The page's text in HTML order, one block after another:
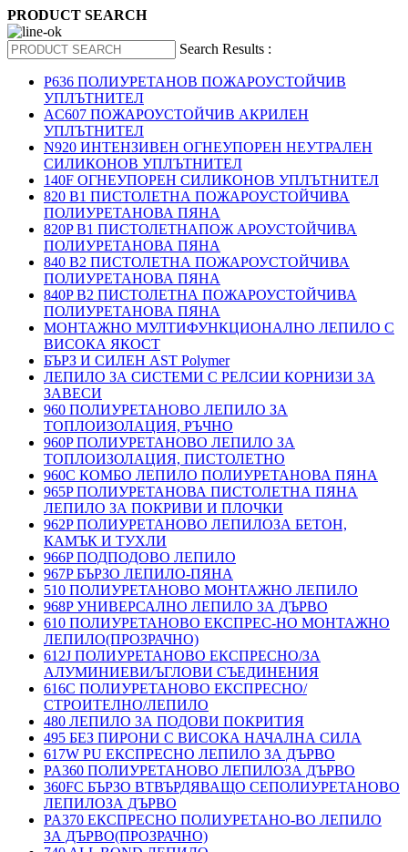
PRODUCT SEARCH
Search Results :
P636 ПОЛИУРЕТАНОВ ПОЖАРОУСТОЙЧИВ
УПЛЪТНИТЕЛ
AC607 ПОЖАРОУСТОЙЧИВ АКРИЛЕН
УПЛЪТНИТЕЛ
N920 ИНТЕНЗИВЕН ОГНЕУПОРЕН НЕУТРАЛЕН
СИЛИКОНОВ УПЛЪТНИТЕЛ
140F ОГНЕУПОРЕН СИЛИКОНОВ УПЛЪТНИТЕЛ
820 B1 ПИСТОЛЕТНА ПОЖАРОУСТОЙЧИВА
ПОЛИУРЕТАНОВА ПЯНА
820P B1 ПИСТОЛЕТНАПОЖ АРОУСТОЙЧИВА
ПОЛИУРЕТАНОВА ПЯНА
840 B2 ПИСТОЛЕТНА ПОЖАРОУСТОЙЧИВА
ПОЛИУРЕТАНОВА ПЯНА
840P B2 ПИСТОЛЕТНА ПОЖАРОУСТОЙЧИВА
ПОЛИУРЕТАНОВА ПЯНА
МОНТАЖНО МУЛТИФУНКЦИОНАЛНО ЛЕПИЛО С
ВИСОКА ЯКОСТ
БЪРЗ И СИЛЕН AST Polymer
ЛЕПИЛО ЗА СИСТЕМИ С РЕЛСИИ КОРНИЗИ ЗА
ЗАВЕСИ
960 ПОЛИУРЕТАНОВО ЛЕПИЛО ЗА
ТОПЛОИЗОЛАЦИЯ, РЪЧНО
960P ПОЛИУРЕТАНОВО ЛЕПИЛО ЗА
ТОПЛОИЗОЛАЦИЯ, ПИСТОЛЕТНО
960C КОМБО ЛЕПИЛО ПОЛИУРЕТАНОВА ПЯНА
965P ПОЛИУРЕТАНОВА ПИСТОЛЕТНА ПЯНА
ЛЕПИЛО ЗА ПОКРИВИ И ПЛОЧКИ
962P ПОЛИУРЕТАНОВО ЛЕПИЛОЗА БЕТОН,
КАМЪК И ТУХЛИ
966P ПОДПОДОВО ЛЕПИЛО
967P БЪРЗО ЛЕПИЛО-ПЯНА
510 ПОЛИУРЕТАНОВО МОНТАЖНО ЛЕПИЛО
968P УНИВЕРСАЛНО ЛЕПИЛО ЗА ДЪРВО
610 ПОЛИУРЕТАНОВО ЕКСПРЕС-НО МОНТАЖНО
ЛЕПИЛО(ПРОЗРАЧНО)
612J ПОЛИУРЕТАНОВО ЕКСПРЕСНО/ЗА
АЛУМИНИЕВИ/ЪГЛОВИ СЪЕДИНЕНИЯ
616C ПОЛИУРЕТАНОВО ЕКСПРЕСНО/
СТРОИТЕЛНО/ЛЕПИЛО
480 ЛЕПИЛО ЗА ПОДОВИ ПОКРИТИЯ
495 БЕЗ ПИРОНИ С ВИСОКА НАЧАЛНА СИЛА
617W PU ЕКСПРЕСНО ЛЕПИЛО ЗА ДЪРВО
PA360 ПОЛИУРЕТАНОВО ЛЕПИЛОЗА ДЪРВО
360FC БЪРЗО ВТВЪРДЯВАЩО СЕПОЛИУРЕТАНОВО
ЛЕПИЛОЗА ДЪРВО
PA370 ЕКСПРЕСНО ПОЛИУРЕТАНО-ВО ЛЕПИЛО
ЗА ДЪРВО(ПРОЗРАЧНО)